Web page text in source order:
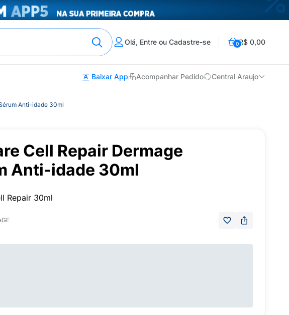
Olá, Entre ou Cadastre-se 0R$ 0,00
Baixar App Acompanhar Pedido Central Araujo
Anti-idade 30ml
Cell Repair Dermage
Anti-idade 30ml
Repair 30ml